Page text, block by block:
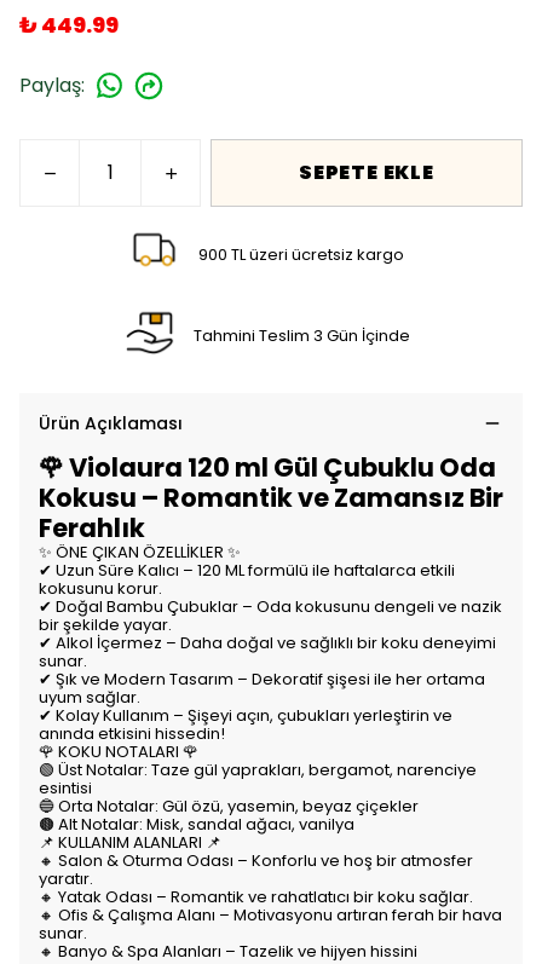
₺ 449.99
Paylaş:
SEPETE EKLE
900 TL üzeri ücretsiz kargo
Tahmini Teslim 3 Gün İçinde
Ürün Açıklaması
🌹 Violaura 120 ml Gül Çubuklu Oda
Kokusu – Romantik ve Zamansız Bir
Ferahlık
✨ ÖNE ÇIKAN ÖZELLİKLER ✨
✔ Uzun Süre Kalıcı – 120 ML formülü ile haftalarca etkili
kokusunu korur.
✔ Doğal Bambu Çubuklar – Oda kokusunu dengeli ve nazik
bir şekilde yayar.
✔ Alkol İçermez – Daha doğal ve sağlıklı bir koku deneyimi
sunar.
✔ Şık ve Modern Tasarım – Dekoratif şişesi ile her ortama
uyum sağlar.
✔ Kolay Kullanım – Şişeyi açın, çubukları yerleştirin ve
anında etkisini hissedin!
🌹 KOKU NOTALARI 🌹
🟢 Üst Notalar: Taze gül yaprakları, bergamot, narenciye
esintisi
🔵 Orta Notalar: Gül özü, yasemin, beyaz çiçekler
🟤 Alt Notalar: Misk, sandal ağacı, vanilya
📌 KULLANIM ALANLARI 📌
🔸 Salon & Oturma Odası – Konforlu ve hoş bir atmosfer
yaratır.
🔸 Yatak Odası – Romantik ve rahatlatıcı bir koku sağlar.
🔸 Ofis & Çalışma Alanı – Motivasyonu artıran ferah bir hava
sunar.
🔸 Banyo & Spa Alanları – Tazelik ve hijyen hissini